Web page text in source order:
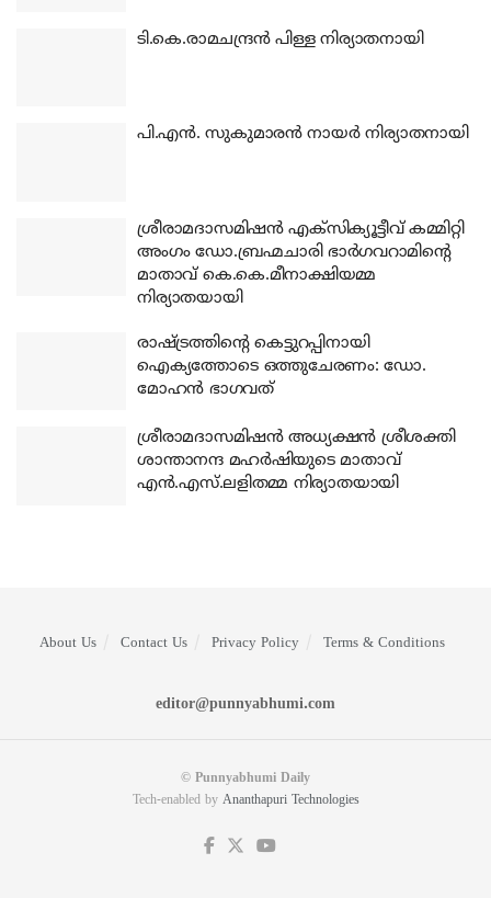
ടി.കെ.രാമചന്ദ്രന്‍ പിള്ള നിര്യാതനായി
പി.എന്‍. സുകുമാരന്‍ നായര്‍ നിര്യാതനായി
ശ്രീരാമദാസമിഷന്‍ എക്‌സിക്യൂട്ടീവ് കമ്മിറ്റി
അംഗം ഡോ.ബ്രഹ്മചാരി ഭാര്‍ഗവറാമിന്റെ
മാതാവ് കെ.കെ.മീനാക്ഷിയമ്മ
നിര്യാതയായി
രാഷ്ട്രത്തിന്റെ കെട്ടുറപ്പിനായി
ഐക്യത്തോടെ ഒത്തുചേരണം: ഡോ.
മോഹന്‍ ഭാഗവത്
ശ്രീരാമദാസമിഷന്‍ അധ്യക്ഷന്‍ ശ്രീശക്തി
ശാന്താനന്ദ മഹര്‍ഷിയുടെ മാതാവ്
എന്‍.എസ്.ലളിതമ്മ നിര്യാതയായി
About Us Contact Us Privacy Policy Terms & Conditions
editor@punnyabhumi.com
© Punnyabhumi Daily
Tech-enabled by Ananthapuri Technologies